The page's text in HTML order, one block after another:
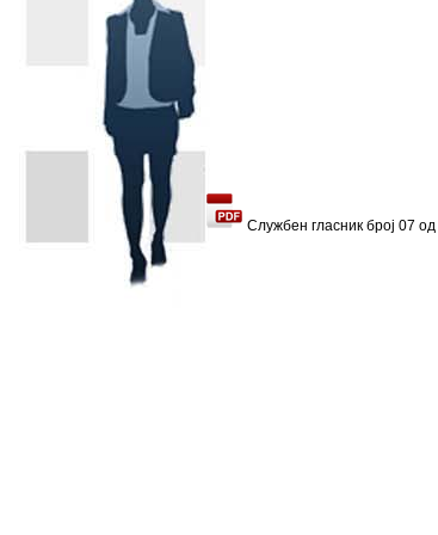
Службен гласник број 07 од